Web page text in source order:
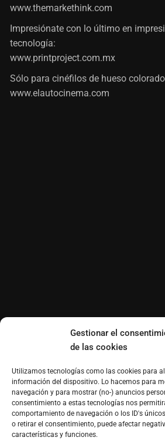
Gestionar el
de las cookies
Utilizamos tecnologías como las cookies para
información del dispositivo. Lo hacemos para
navegación y para mostrar (no-) anuncios
consentimiento a estas tecnologías nos
comportamiento de navegación o los ID's
o retirar el consentimiento, puede afectar
características y funciones.
www.themarkethink.com
Impresiónate con lo último en
tecnología:
www.printproject.com.mx
Sólo para cinéfilos de hueso
www.elautocinema.com